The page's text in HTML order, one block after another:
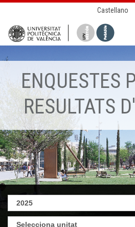
Castellano
ENQUESTES
RESULTATS